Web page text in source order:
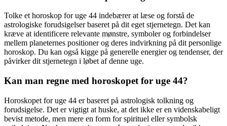
Tolke et horoskop for uge 44 indebærer at læse og forstå de
astrologiske forudsigelser baseret på dit eget stjernetegn. Det kan
kræve at identificere relevante mønstre, symboler og forbindelser
mellem planeternes positioner og deres indvirkning på dit personlige
horoskop. Du kan også kigge på generelle energier og tendenser, der
påvirker dit stjernetegn i løbet af denne uge.
Kan man regne med horoskopet for uge 44?
Horoskopet for uge 44 er baseret på astrologisk tolkning og
forudsigelse. Det er vigtigt at huske, at det ikke er en videnskabeligt
bevist metode, men mere en form for spirituel eller symbolsk